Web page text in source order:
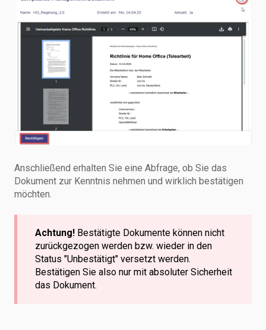
Anschließend erhalten Sie eine Abfrage, ob Sie das
Dokument zur Kenntnis nehmen und wirklich bestätigen
möchten.
Achtung! Bestätigte Dokumente können nicht
zurückgezogen werden bzw. wieder in den
Status "Unbestätigt" versetzt werden.
Bestätigen Sie also nur mit absoluter Sicherheit
das Dokument.